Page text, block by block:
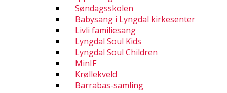
Søndagsskolen
Babysang i Lyngdal kirkesenter
Livli familiesang
Lyngdal Soul Kids
Lyngdal Soul Children
MinIF
Krøllekveld
Barrabas-samling